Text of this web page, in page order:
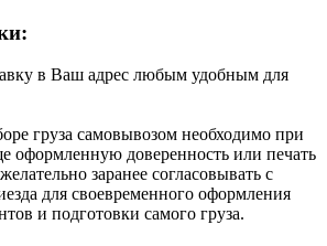
в Ваш адрес любым удобным для
груза самовывозом необходимо при
оформленную доверенность или печать
заранее согласовывать с
для своевременного оформления
и подготовки самого груза.